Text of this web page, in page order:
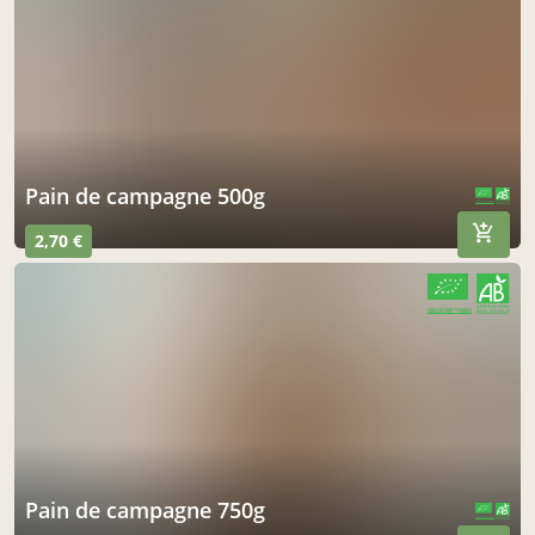
pain de campagne 500g
2,70 €
pain de campagne 750g
CERTIFIÉ PAR FR-BIO-10
AGRICULTURE FRANCE